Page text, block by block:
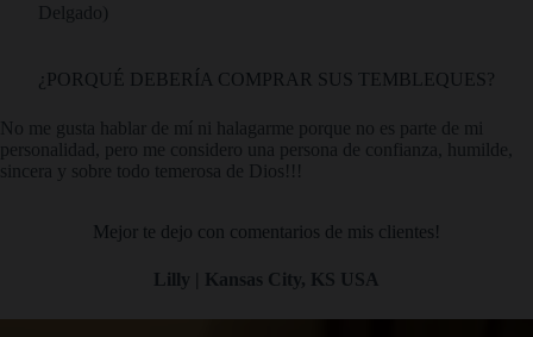
Delgado)
¿PORQUÉ DEBERÍA COMPRAR SUS TEMBLEQUES?
No me gusta hablar de mí ni halagarme porque no es parte de mi
personalidad, pero me considero una persona de confianza, humilde,
sincera y sobre todo temerosa de Dios!!!
Mejor te dejo con comentarios de mis clientes!
Lilly | Kansas City, KS USA